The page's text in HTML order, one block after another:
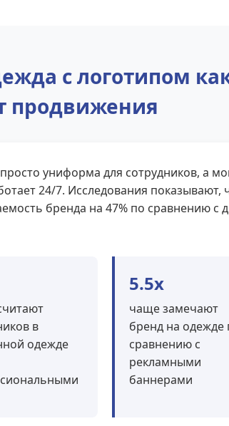
с логотипом
продвижения
униформа для сотрудников, а
24/7. Исследования показывают,
бренда на 47% по сравнению с
в
одежде
5.5x
чаще замечают
бренд на одежде
сравнению с
рекламными
баннерами